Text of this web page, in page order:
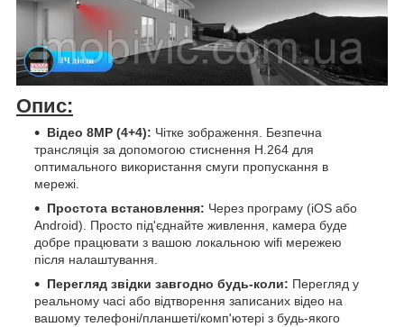
Опис:
Відео 8MP (4+4): Чітке зображення. Безпечна
трансляція за допомогою стиснення H.264 для
оптимального використання смуги пропускання в
мережі.
Простота встановлення: Через програму (iOS або
Android). Просто під'єднайте живлення, камера буде
добре працювати з вашою локальною wifi мережею
після налаштування.
Перегляд звідки завгодно будь-коли: Перегляд у
реальному часі або відтворення записаних відео на
вашому телефоні/планшеті/комп'ютері з будь-якого